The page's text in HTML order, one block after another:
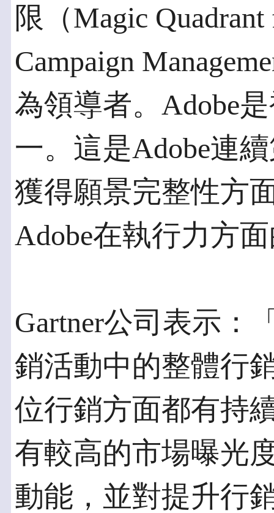
限（Magic
Campaign
為領導者。Adobe
一。這是Adobe連
獲得願景完整性方
Adobe在執行力方
Gartner公司表示：
銷活動中的整體行
位行銷方面都有持
有較高的市場曝光
動能，並對提升行